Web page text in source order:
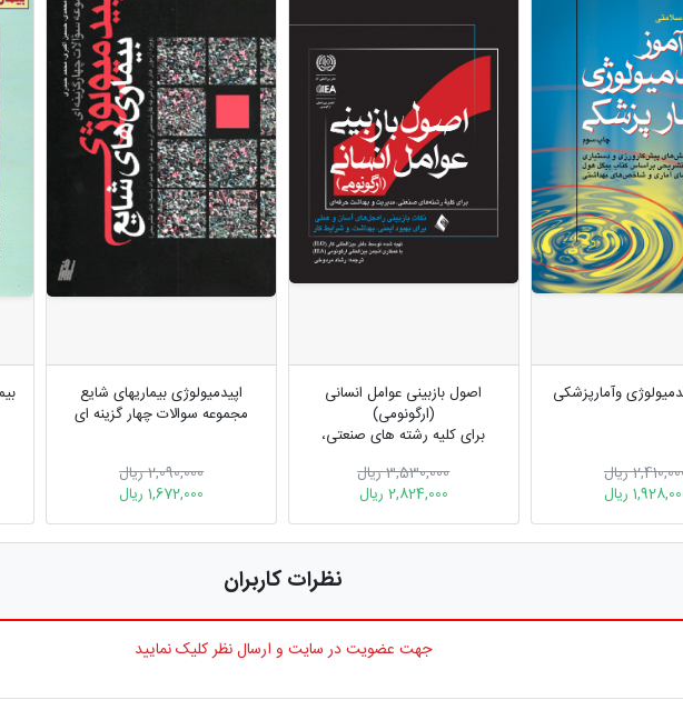
وآمارپزشكی
ریال
ریال
اصول بازبینی عوامل انسانی
(ارگونومی)
برای کلیه رشته های صنعتی،
3,530,000 ریال
2,824,000 ریال
اپیدمیولوژی بیماریهای شایع
مجموعه سوالات چهار گزینه ای
2,090,000 ریال
1,672,000 ریال
نظرات کاربران
جهت عضویت در سایت و ارسال نظر کلیک نمایید